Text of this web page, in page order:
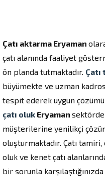
Çatı aktarma Eryaman
çatı alanında faaliyet
ön planda tutmaktadır.
büyümekte ve uzman
tespit ederek uygun
çatı oluk Eryaman
müşterilerine yenilikçi
oluşturmaktadır. Çatı tamiri,
oluk ve kenet çatı
bir sorunla